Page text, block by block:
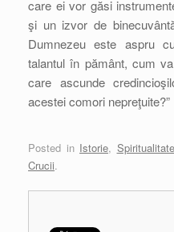
care ei vor găsi
şi un izvor de
Dumnezeu este aspru
talantul în pământ, cum
care ascunde
acestei comori nepreţuite?”
Posted in Istorie, Spiritualitate
Crucii.